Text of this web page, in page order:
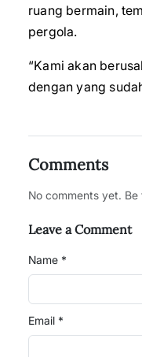
ruang bermain,
pergola.
“Kami akan
dengan yang
Comments
No comments yet.
Leave a Comment
Name *
Email *